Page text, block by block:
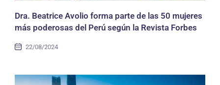
Dra. Beatrice Avolio forma parte de las 50 mujeres
más poderosas del Perú según la Revista Forbes
22/08/2024